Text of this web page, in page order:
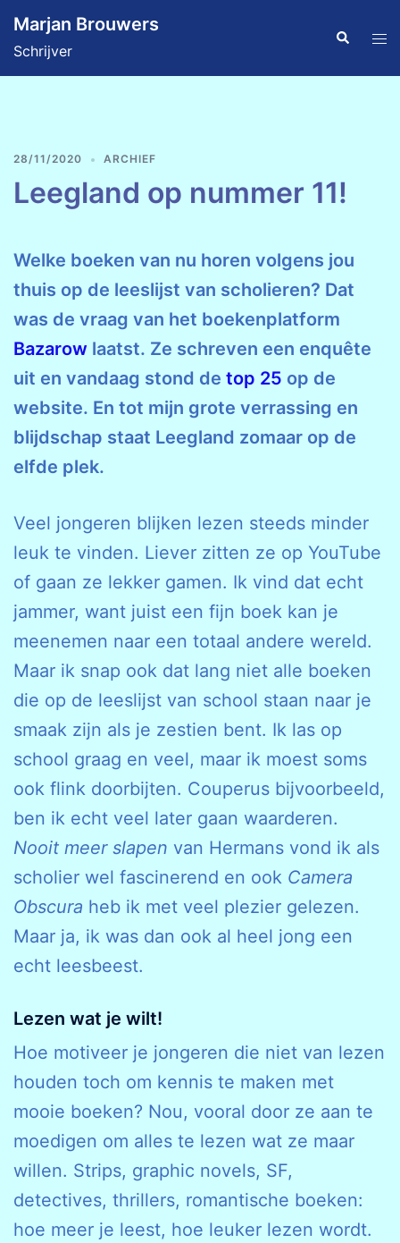
naar
de
inhoud
Marjan Brouwers
Schrijver
Zoeken
28/11/2020 ARCHIEF
Leegland op nummer 11!
Welke boeken van nu horen volgens jou
thuis op de leeslijst van scholieren? Dat
was de vraag van het boekenplatform
Bazarow laatst. Ze schreven een enquête
uit en vandaag stond de top 25 op de
website. En tot mijn grote verrassing en
blijdschap staat Leegland zomaar op de
elfde plek.
Veel jongeren blijken lezen steeds minder
leuk te vinden. Liever zitten ze op YouTube
of gaan ze lekker gamen. Ik vind dat echt
jammer, want juist een fijn boek kan je
meenemen naar een totaal andere wereld.
Maar ik snap ook dat lang niet alle boeken
die op de leeslijst van school staan naar je
smaak zijn als je zestien bent. Ik las op
school graag en veel, maar ik moest soms
ook flink doorbijten. Couperus bijvoorbeeld,
ben ik echt veel later gaan waarderen.
Nooit meer slapen van Hermans vond ik als
scholier wel fascinerend en ook Camera
Obscura heb ik met veel plezier gelezen.
Maar ja, ik was dan ook al heel jong een
echt leesbeest.
Lezen wat je wilt!
Hoe motiveer je jongeren die niet van lezen
houden toch om kennis te maken met
mooie boeken? Nou, vooral door ze aan te
moedigen om alles te lezen wat ze maar
willen. Strips, graphic novels, SF,
detectives, thrillers, romantische boeken:
hoe meer je leest, hoe leuker lezen wordt.